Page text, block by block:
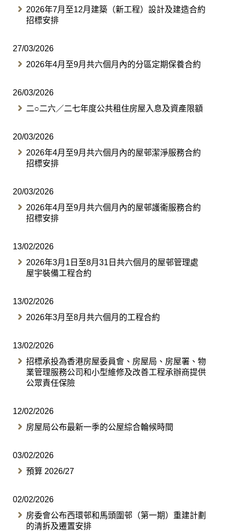
2026年7月至12月建築（新工程）設計及建造合約
招標安排
27/03/2026
2026年4月至9月共六個月內的分區定期保養合約
26/03/2026
二○二六／二七年度公共租住房屋入息及資產限額
20/03/2026
2026年4月至9月共六個月內的屋邨潔淨服務合約
招標安排
20/03/2026
2026年4月至9月共六個月內的屋邨護衞服務合約
招標安排
13/02/2026
2026年3月1日至8月31日共六個月的屋邨管理處
屋宇裝備工程合約
13/02/2026
2026年3月至8月共六個月的工程合約
13/02/2026
招標承投為香港房屋委員會、房屋局、房屋署、物
業管理服務公司和小型維修及改善工程承辦商提供
公眾責任保險
12/02/2026
房屋局公布最新一季的公屋綜合輪候時間
03/02/2026
預算 2026/27
02/02/2026
房委會公布西環邨和馬頭圍邨（第一期）重建計劃
的清拆及遷置安排